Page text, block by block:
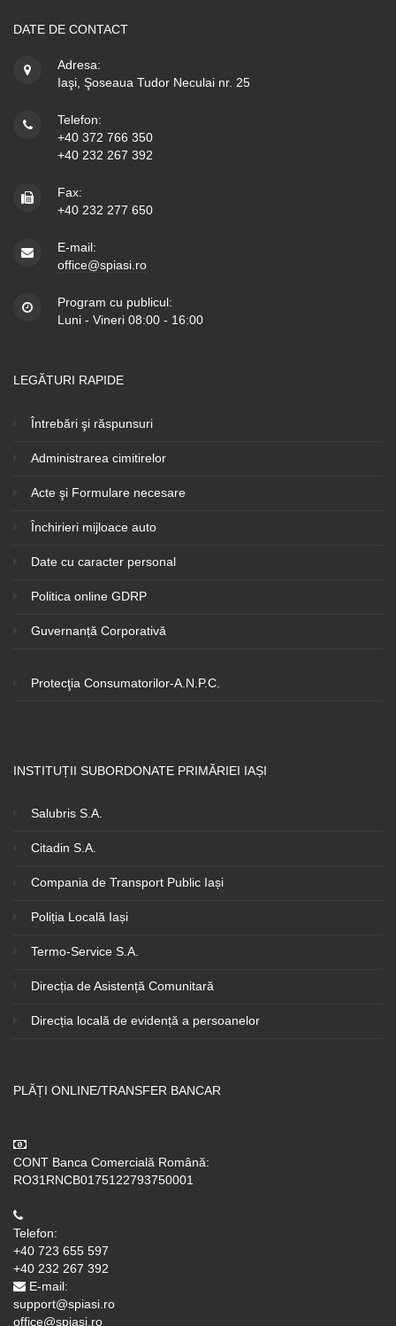
DATE DE CONTACT
Adresa:
Iaşi, Şoseaua Tudor Neculai nr. 25
Telefon:
+40 372 766 350
+40 232 267 392
Fax:
+40 232 277 650
E-mail:
office@spiasi.ro
Program cu publicul:
Luni - Vineri 08:00 - 16:00
LEGĂTURI RAPIDE
Întrebări şi răspunsuri
Administrarea cimitirelor
Acte şi Formulare necesare
Închirieri mijloace auto
Date cu caracter personal
Politica online GDRP
Guvernanță Corporativă
Protecţia Consumatorilor-A.N.P.C.
INSTITUȚII SUBORDONATE PRIMĂRIEI IAȘI
Salubris S.A.
Citadin S.A.
Compania de Transport Public Iași
Poliția Locală Iași
Termo-Service S.A.
Direcția de Asistență Comunitară
Direcția locală de evidență a persoanelor
PLĂȚI ONLINE/TRANSFER BANCAR
CONT Banca Comercială Română:
RO31RNCB0175122793750001
Telefon:
+40 723 655 597
+40 232 267 392
E-mail:
support@spiasi.ro
office@spiasi.ro